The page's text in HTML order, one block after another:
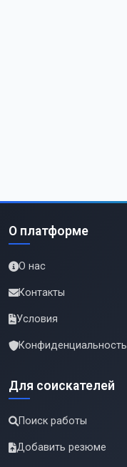
О платформе
О нас
Контакты
Условия
Конфиденциальность
Для соискателей
Поиск работы
Добавить резюме